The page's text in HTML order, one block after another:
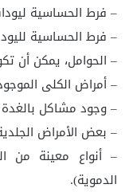
– فرط الحساسية
– فرط الحساسية
– الحوامل، يمكن أن
– أمراض الكلى
– وجود مشاكل بالغدة
– بعض الأمراض
– أنواع معينة من
الدموية).